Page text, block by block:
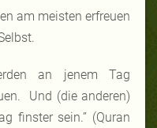
am meisten erfreuen
an jenem Tag
Und (die anderen)
finster sein.” (Quran